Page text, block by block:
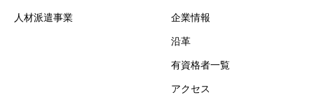
人材派遣事業 企業情報
沿革
有資格者一覧
アクセス